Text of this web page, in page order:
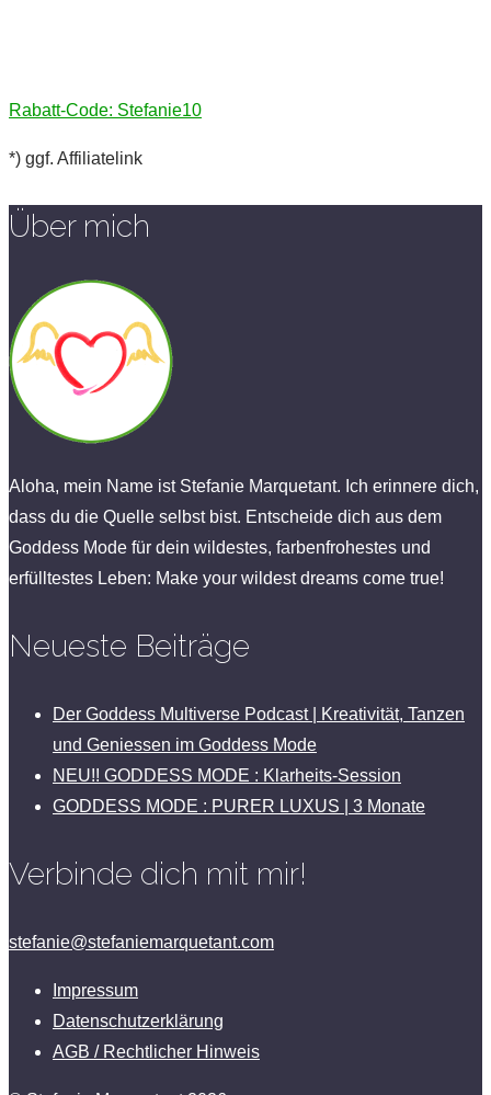
Rabatt-Code: Stefanie10
*) ggf. Affiliatelink
Über mich
Aloha, mein Name ist Stefanie Marquetant. Ich erinnere dich,
dass du die Quelle selbst bist. Entscheide dich aus dem
Goddess Mode für dein wildestes, farbenfrohestes und
erfülltestes Leben: Make your wildest dreams come true!
Neueste Beiträge
Der Goddess Multiverse Podcast | Kreativität, Tanzen
und Geniessen im Goddess Mode
NEU!! GODDESS MODE : Klarheits-Session
GODDESS MODE : PURER LUXUS | 3 Monate
Verbinde dich mit mir!
stefanie@stefaniemarquetant.com
Impressum
Datenschutzerklärung
AGB / Rechtlicher Hinweis